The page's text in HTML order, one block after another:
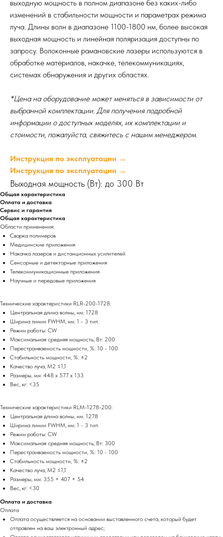
выходную мощность в полном диапазоне без каких-либо
изменений в стабильности мощности и параметрах режима
луча. Длины волн в диапазоне 1100-1800 нм, более высокая
выходная мощность и линейная поляризация доступны по
запросу. Волоконные рамановские лазеры используются в
обработке материалов, накачке, телекоммуникациях,
системах обнаружения и других областях.
*Цена на оборудование может меняться в зависимости от
выбранной комплектации. Для получения подробной
информации о доступных моделях, их комплектации и
стоимости, пожалуйста, свяжитесь с нашим менеджером.
Инструкция по эксплуатации →
Инструкция по эксплуатации →
Выходная мощность (Вт): до 300 Вт
Общая характеристика
Оплата и доставка
Сервис и гарантия
Общая характеристика
Области применения:
Сварка полимеров
Медицинские приложения
Накачка лазеров и дистанционных усилителей
Сенсорные и детекторные приложения
Телекоммуникационные приложения
Научные и передовые приложения
Технические характеристики RLR-200-1728:
Центральная длина волны, нм: 1728
Ширина линии FWHM, нм: 1 - 3 тип.
Режим работы: CW
Максимальная средняя мощность, Вт: 200
Перестраиваемость мощности, %: 10 - 100
Стабильность мощности, %: ±2
Качество луча, M2 ≤1,1
Размеры, мм: 448 x 577 x 133
Вес, кг: <35
Технические характеристики RLM-1278-200:
Центральная длина волны, нм: 1278
Ширина линии FWHM, нм: 1 - 3 тип.
Режим работы: CW
Максимальная средняя мощность, Вт: 300
Перестраиваемость мощности, %: 10 - 100
Стабильность мощности, %: ±2
Качество луча, M2 ≤1,1
Размеры, мм: 355 × 407 × 54
Вес, кг: <30
Оплата и доставка
Оплата
Оплата осуществляется на основании выставленного счета, который будет
отправлен на ваш электронный адрес;